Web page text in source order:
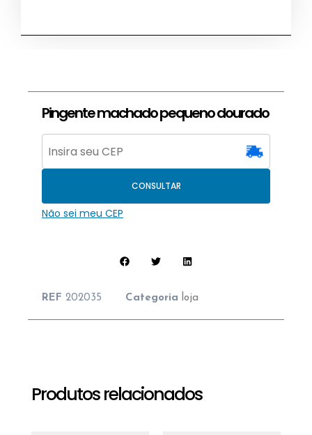
Pingente machado pequeno dourado
CONSULTAR
Não sei meu CEP
REF 202035 Categoria loja
Produtos relacionados